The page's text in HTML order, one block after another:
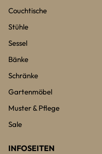
Couchtische
Stühle
Sessel
Bänke
Schränke
Gartenmöbel
Muster & Pflege
Sale
INFOSEITEN